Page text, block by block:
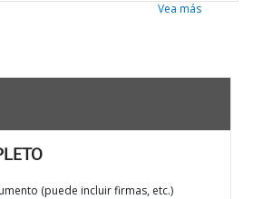
Vea más
(puede incluir firmas, etc.)